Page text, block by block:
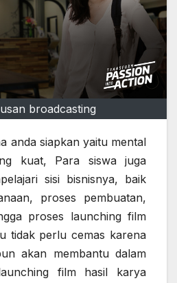
broadcasting
anda siapkan yaitu mental
kuat, Para siswa juga
sisi bisnisnya, baik
proses pembuatan,
proses launching film
tidak perlu cemas karena
akan membantu dalam
film hasil karya